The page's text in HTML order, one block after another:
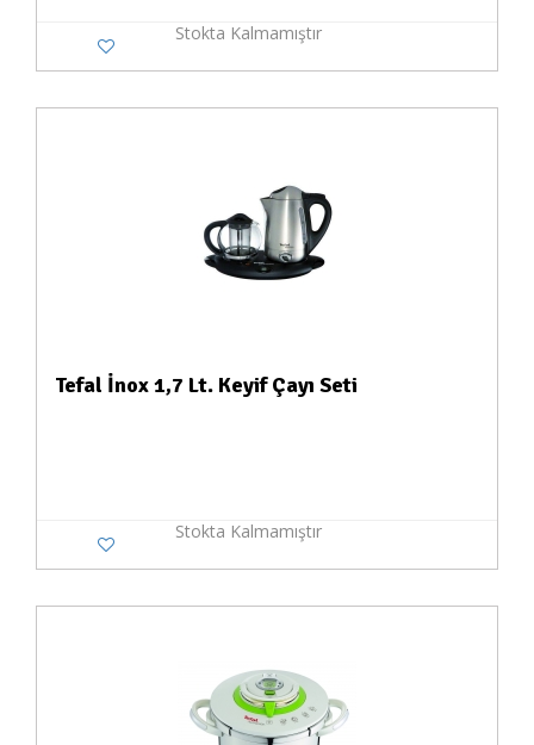
Stokta Kalmamıştır
Tefal İnox 1,7 Lt. Keyif Çayı Seti
Stokta Kalmamıştır